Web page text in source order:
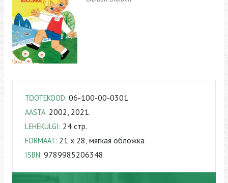
TOOTEKOOD: 06-100-00-0301
AASTA: 2002, 2021
LEHEKÜLGI: 24 стр.
FORMAAT: 21 x 28, мягкая обложка
ISBN: 9789985206348